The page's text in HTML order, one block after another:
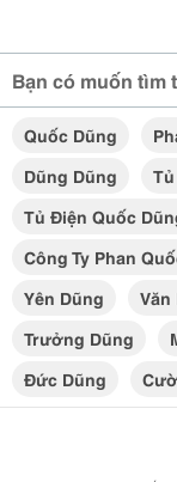
Bạn có muốn tìm
Quốc Dũng
Dũng Dũng
Tủ Điện Quốc
Công Ty Phan
Yên Dũng
Văn
Trưởng Dũng
Đức Dũng